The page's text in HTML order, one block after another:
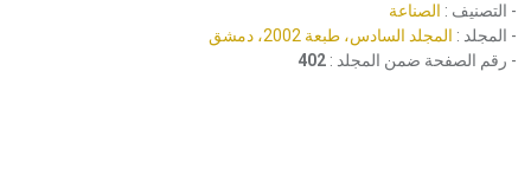
- التصنيف : الصناعة
- المجلد : المجلد السادس، طبعة 2002، دمشق
- رقم الصفحة ضمن المجلد : 402